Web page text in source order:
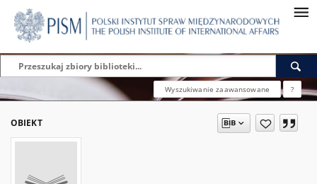
Wyszukiwanie zaawansowane ?
OBIEKT